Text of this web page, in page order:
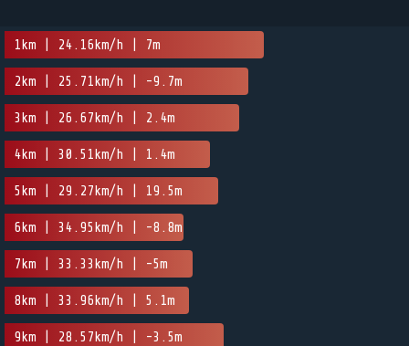
1km | 24.16km/h | 7m
2km | 25.71km/h | -9.7m
3km | 26.67km/h | 2.4m
4km | 30.51km/h | 1.4m
5km | 29.27km/h | 19.5m
6km | 34.95km/h | -8.8m
7km | 33.33km/h | -5m
8km | 33.96km/h | 5.1m
9km | 28.57km/h | -3.5m